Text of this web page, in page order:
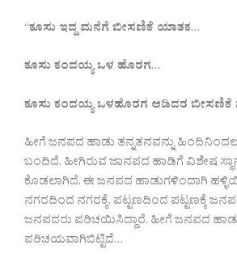
“ಕೂಸು ಇದ್ದ ಮನೆಗೆ ಬೀಸಣಿಕೆ ಯಾತಕ…
ಕೂಸು ಕಂದಯ್ಯ ಒಳ ಹೊರಗ…
ಕೂಸು ಕಂದಯ್ಯ ಒಳಹೊರಗ ಆಡಿದರ ಬೀಸಣಿಕೆ
ಹೀಗೆ ಜನಪದ ಹಾಡು ತನ್ನತನವನ್ನು
ಬಂದಿದೆ. ಹೀಗಿರುವ ಜಾನಪದ ಹಾಡಿಗೆ ವಿಶೇಷ
ಕೊಡಲಾಗಿದೆ. ಈ ಜನಪದ ಹಾಡುಗಳಿಂದಾಗಿ
ನಗರದಿಂದ ನಗರಕ್ಕೆ, ಪಟ್ಟಣದಿಂದ ಪಟ್ಟಣಕ್ಕೆ
ಜನಪದರು ಪರಿಚಯಿಸಿದ್ದಾರೆ. ಹೀಗೆ ಜನಪದ
ಪರಿಚಯವಾಗಿಬಿಟ್ಟಿದೆ…